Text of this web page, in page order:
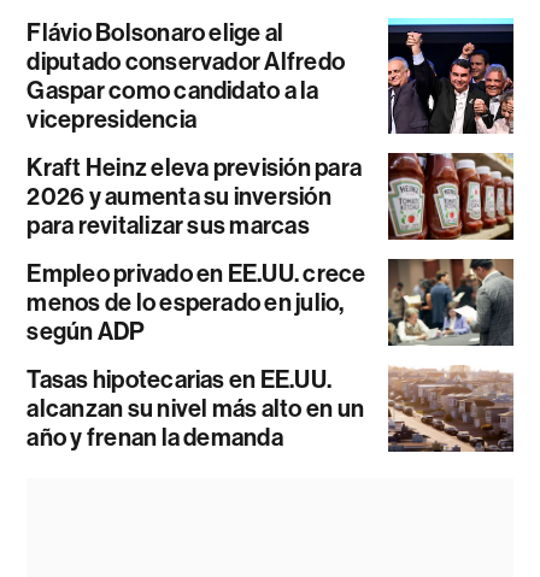
Flávio Bolsonaro elige al
diputado conservador Alfredo
Gaspar como candidato a la
vicepresidencia
Kraft Heinz eleva previsión para
2026 y aumenta su inversión
para revitalizar sus marcas
Empleo privado en EE.UU. crece
menos de lo esperado en julio,
según ADP
Tasas hipotecarias en EE.UU.
alcanzan su nivel más alto en un
año y frenan la demanda